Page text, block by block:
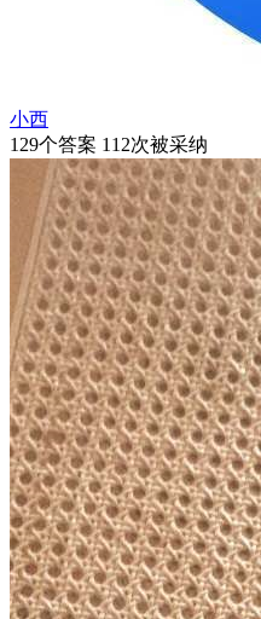
小西
129个答案 112次被采纳